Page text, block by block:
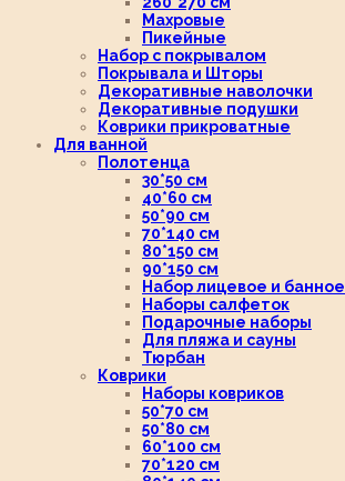
Махровые
Пикейные
Набор с покрывалом
Покрывала и Шторы
Декоративные наволочки
Декоративные подушки
Коврики прикроватные
Для ванной
Полотенца
30*50 см
40*60 см
50*90 см
70*140 см
80*150 см
90*150 см
Набор лицевое и банное
Наборы салфеток
Подарочные наборы
Для пляжа и сауны
Тюрбан
Коврики
Наборы ковриков
50*70 см
50*80 см
60*100 см
70*120 см